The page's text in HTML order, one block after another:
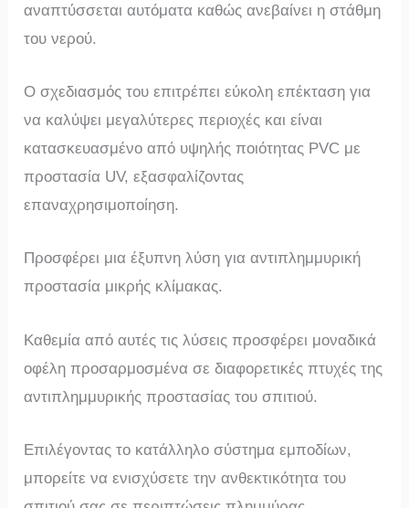
αναπτύσσεται αυτόματα καθώς ανεβαίνει η στάθμη
του νερού.
Ο σχεδιασμός του επιτρέπει εύκολη επέκταση για
να καλύψει μεγαλύτερες περιοχές και είναι
κατασκευασμένο από υψηλής ποιότητας PVC με
προστασία UV, εξασφαλίζοντας
επαναχρησιμοποίηση.
Προσφέρει μια έξυπνη λύση για αντιπλημμυρική
προστασία μικρής κλίμακας.
Καθεμία από αυτές τις λύσεις προσφέρει μοναδικά
οφέλη προσαρμοσμένα σε διαφορετικές πτυχές της
αντιπλημμυρικής προστασίας του σπιτιού.
Επιλέγοντας το κατάλληλο σύστημα εμποδίων,
μπορείτε να ενισχύσετε την ανθεκτικότητα του